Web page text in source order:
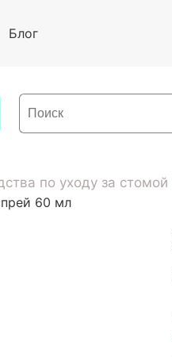
Блог
по уходу за стомой
60 мл